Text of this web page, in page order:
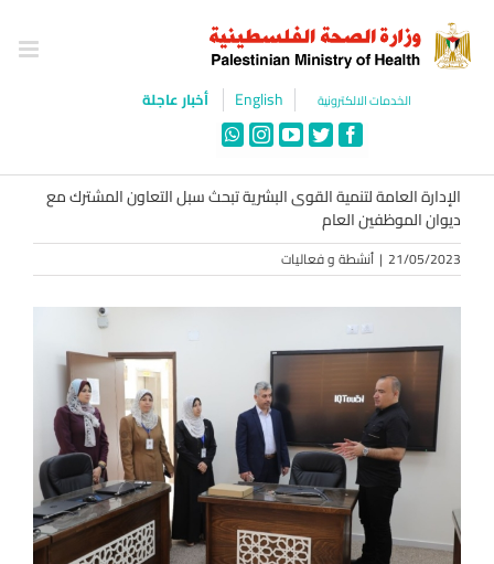
content
الخدمات الالكترونية English أخبار عاجلة
Facebook
Twitter
YouTube
Instagram
WhatsApp
الإدارة العامة لتنمية القوى البشرية تبحث سبل التعاون المشترك مع
ديوان الموظفين العام
21/05/2023
| أنشطة و فعاليات